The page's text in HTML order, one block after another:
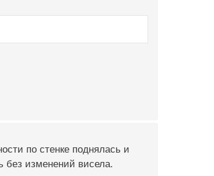
по стенке поднялась и
без изменений висела.